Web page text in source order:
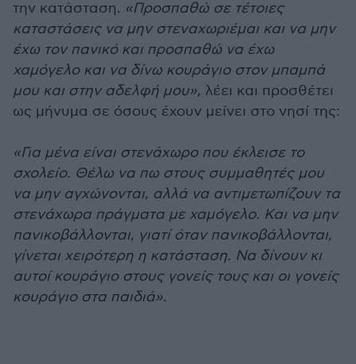
την κατάσταση. «Προσπαθώ σε τέτοιες
καταστάσεις να μην στεναχωριέμαι και να μην
έχω τον πανικό και προσπαθώ να έχω
χαμόγελο και να δίνω κουράγιο στον μπαμπά
μου και στην αδελφή μου», λέει και προσθέτει
ως μήνυμα σε όσους έχουν μείνει στο νησί της:
«Για μένα είναι στενάχωρο που έκλεισε το
σχολείο. Θέλω να πω στους συμμαθητές μου
να μην αγχώνονται, αλλά να αντιμετωπίζουν τα
στενάχωρα πράγματα με χαμόγελο. Και να μην
πανικοβάλλονται, γιατί όταν πανικοβάλλονται,
γίνεται χειρότερη η κατάσταση. Να δίνουν κι
αυτοί κουράγιο στους γονείς τους και οι γονείς
κουράγιο στα παιδιά».